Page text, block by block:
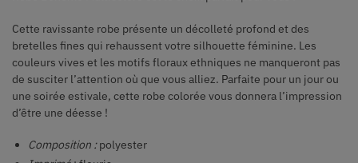
Cette ravissante robe présente un décolleté profond et des
bretelles fines qui rehaussent votre silhouette féminine. Les
couleurs vives et les motifs floraux ethniques ne manqueront pas
de susciter l’attention où que vous alliez. Parfaite pour un jour ou
une soirée estivale, cette robe colorée vous donnera l’impression
d’être une déesse !
Composition :polyester